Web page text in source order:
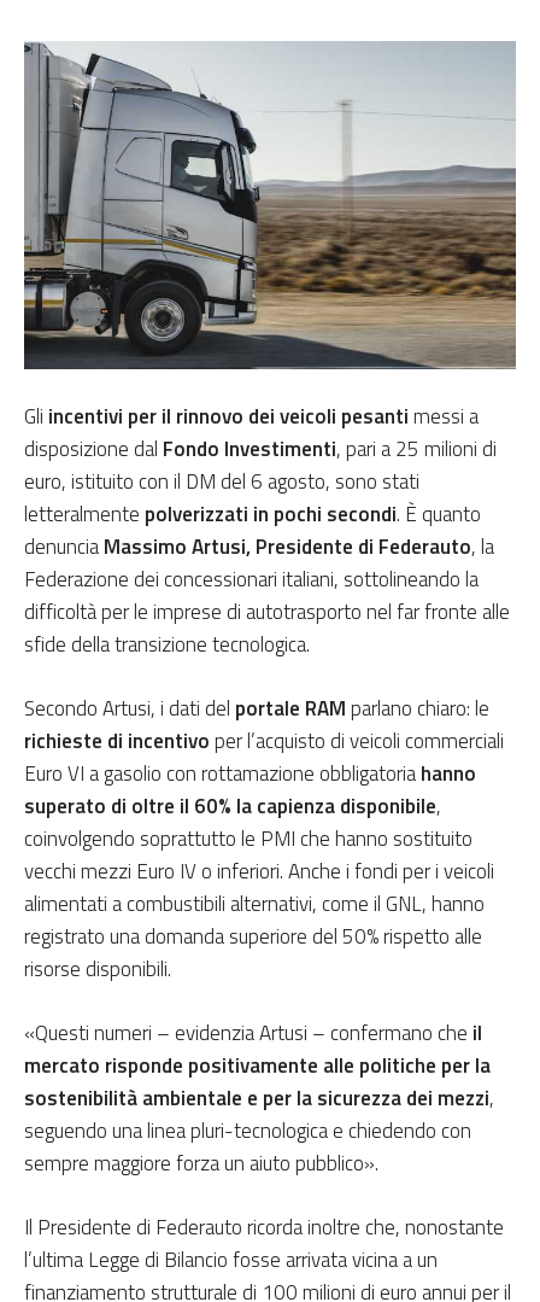
Gli incentivi per il rinnovo dei veicoli pesantimessi a
disposizione dal Fondo Investimenti, pari a 25 milioni di
euro, istituito con il DM del 6 agosto, sono stati
letteralmente polverizzati in pochi secondi. È quanto
denunciaMassimo Artusi, Presidente di Federauto, la
Federazione dei concessionari italiani, sottolineando la
difficoltà per le imprese di autotrasporto nel far fronte alle
sfide della transizione tecnologica.
Secondo Artusi, i dati del portale RAMparlano chiaro: le
richieste di incentivoper l’acquisto di veicoli commerciali
Euro VI a gasolio con rottamazione obbligatoriahanno
superato di oltre il 60% la capienza disponibile,
coinvolgendo soprattutto le PMI che hanno sostituito
vecchi mezzi Euro IV o inferiori. Anche i fondi per i veicoli
alimentati a combustibili alternativi, come il GNL, hanno
registrato una domanda superiore del 50% rispetto alle
risorse disponibili.
«Questi numeri – evidenzia Artusi – confermano che il
mercato risponde positivamente alle politiche per la
sostenibilità ambientale e per la sicurezza dei mezzi,
seguendo una linea pluri-tecnologica e chiedendo con
sempre maggiore forza un aiuto pubblico».
Il Presidente di Federauto ricorda inoltre che, nonostante
l’ultima Legge di Bilancio fosse arrivata vicina a un
finanziamento strutturale di 100 milioni di euro annui per il